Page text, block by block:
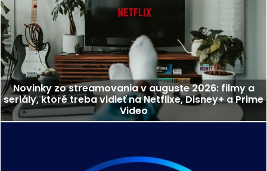
Novinky zo streamovania v auguste 2026: filmy a
seriály, ktoré treba vidieť na Netflixe, Disney+ a Prime
Video